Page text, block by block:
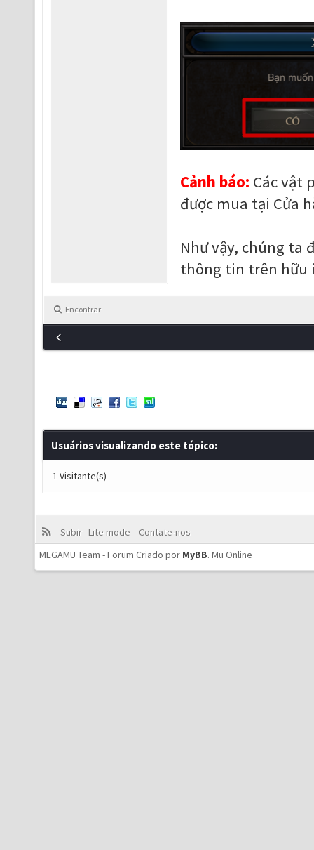
Cảnh báo: Các vật
được mua tại Cửa
Như vậy, chúng ta
thông tin trên hữu
Encontrar
Usuários visualizando este tópico:
1 Visitante(s)
Subir Lite mode
Contate-nos
MEGAMU Team - Forum Criado por MyBB. Mu Online